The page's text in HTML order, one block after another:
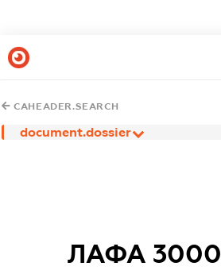
CAHEADER.SEARCH
document.dossier
ЛАФА 3000